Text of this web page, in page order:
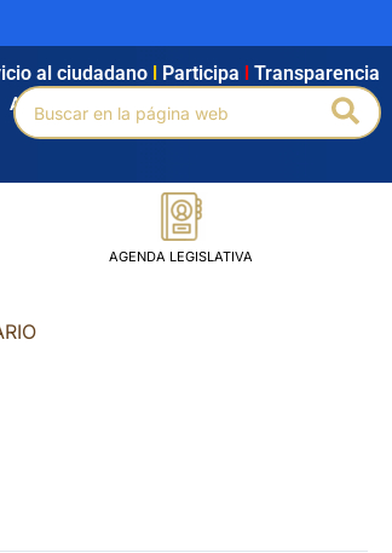
Agendamiento Intranet Búsqueda avanzada
al ciudadano Participa Transparencia
Buscar
por:
AGENDA LEGISLATIVA